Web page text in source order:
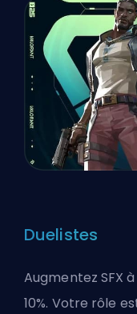
Duelistes
Augmentez SFX
10%. Votre rôle